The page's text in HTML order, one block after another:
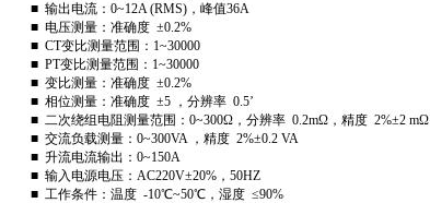
■ 输出电流：0~12A (RMS)，峰值36A
■ 电压测量：准确度 ±0.2%
■ CT变比测量范围：1~30000
■ PT变比测量范围：1~30000
■ 变比测量：准确度 ±0.2%
■ 相位测量：准确度 ±5 ，分辨率 0.5’
■ 二次绕组电阻测量范围：0~300Ω，分辨率 0.2mΩ，精度 2%±2 mΩ
■ 交流负载测量：0~300VA ，精度 2%±0.2 VA
■ 升流电流输出：0~150A
■ 输入电源电压：AC220V±20%，50HZ
■ 工作条件：温度 -10℃~50℃，湿度 ≤90%